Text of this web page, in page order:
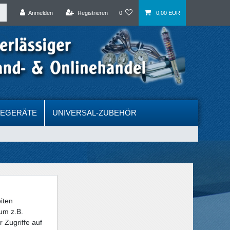
Anmelden Registrieren 0 0,00 EUR
UNIVERSAL-ZUBEHÖR
z.B.
Zugriffe auf